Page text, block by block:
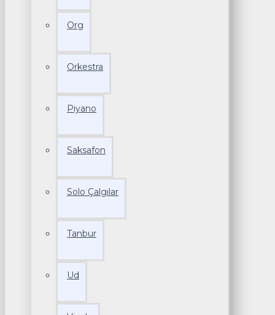
Org
Orkestra
Piyano
Saksafon
Solo Çalgılar
Tanbur
Ud